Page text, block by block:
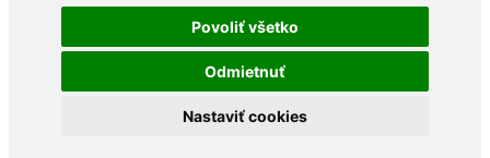
Povoliť všetko
Odmietnuť
Nastaviť cookies